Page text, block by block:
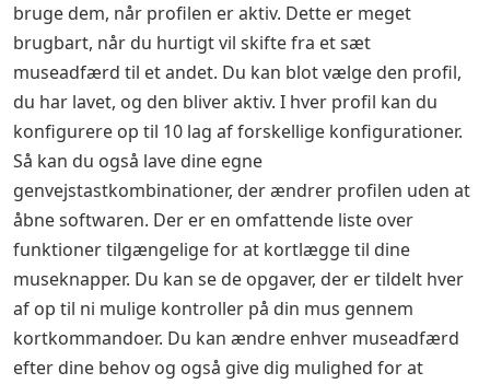
bruge dem, når profilen er aktiv. Dette er meget
brugbart, når du hurtigt vil skifte fra et sæt
museadfærd til et andet. Du kan blot vælge den profil,
du har lavet, og den bliver aktiv. I hver profil kan du
konfigurere op til 10 lag af forskellige konfigurationer.
Så kan du også lave dine egne
genvejstastkombinationer, der ændrer profilen uden at
åbne softwaren. Der er en omfattende liste over
funktioner tilgængelige for at kortlægge til dine
museknapper. Du kan se de opgaver, der er tildelt hver
af op til ni mulige kontroller på din mus gennem
kortkommandoer. Du kan ændre enhver museadfærd
efter dine behov og også give dig mulighed for at